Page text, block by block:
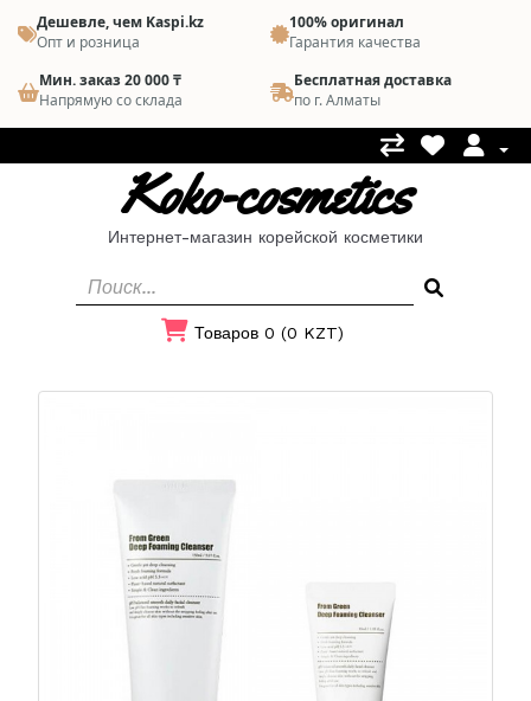
Дешевле, чем Kaspi.kz
Опт и розница
100% оригинал
Гарантия качества
Мин. заказ 20 000 ₸
Напрямую со склада
Бесплатная доставка
по г. Алматы
Koko-cosmetics
Интернет-магазин корейской косметики
Товаров 0 (0 KZT)